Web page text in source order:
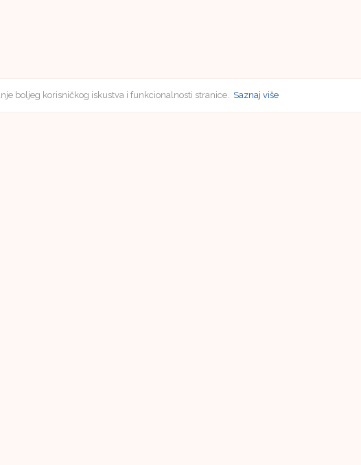
boljeg korisničkog iskustva i funkcionalnosti stranice. Saznaj više